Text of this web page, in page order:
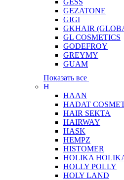
GESS
GEZATONE
GIGI
GKHAIR
GL COSMETICS
GODEFROY
GREYMY
GUAM
Показать все
H
HAAN
HADAT
HAIR SEKTA
HAIRWAY
HASK
HEMPZ
HISTOMER
HOLIKA
HOLLY POLLY
HOLY LAND